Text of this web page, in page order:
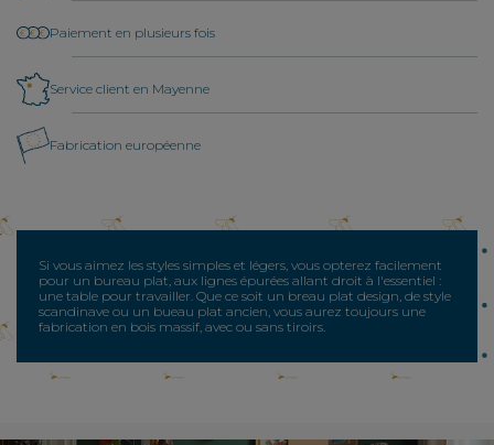
Paiement en plusieurs fois
Service client en Mayenne
Fabrication européenne
Si vous aimez les styles simples et légers, vous opterez facilement
pour un bureau plat, aux lignes épurées allant droit à l'essentiel :
une table pour travailler. Que ce soit un breau plat design, de style
scandinave ou un bueau plat ancien, vous aurez toujours une
fabrication en bois massif, avec ou sans tiroirs.